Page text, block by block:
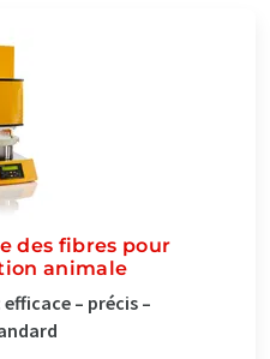
des fibres pour
animale
efficace – précis –